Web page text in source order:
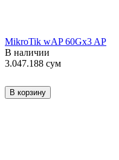
MikroTik wAP 60Gx3 AP
В наличии
3.047.188 сум
В корзину